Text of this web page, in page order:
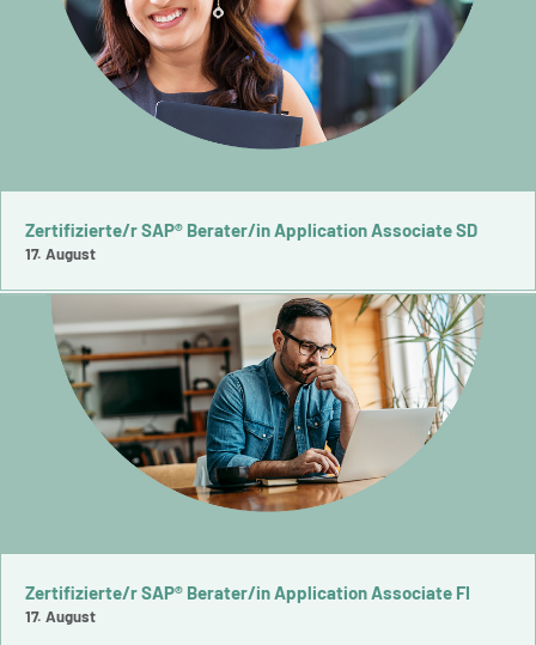
Zertifizierte/r SAP® Berater/in Application Associate SD
17. August
Zertifizierte/r SAP® Berater/in Application Associate FI
17. August